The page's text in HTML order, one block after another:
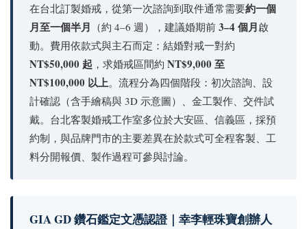
在台北訂製婚戒，從第一次諮詢到取件通常需要約一個
月至一個半月 （約 4–6 週），建議婚期前 3–4 個月啟
動。費用依款式與主石而定：結婚對戒一對約
NT$50,000 起 ，求婚戒區間約 NT$9,000 至
NT$100,000 以上。流程分為四個階段：初次諮詢、設
計確認（含手繪稿與 3D 示意圖）、金工製作、交件試
戴。台北客製婚戒工作室多位於大安區、信義區，採預
約制，與品牌門市的主要差異在於款式可全程客製、工
料分開報價、製作過程可參與討論。
GIA GD 鑽石鑑定文憑認證｜幸李輕珠寶創辦人